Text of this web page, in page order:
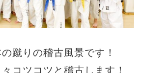
蹴りの稽古風景です！
コツコツと稽古します！